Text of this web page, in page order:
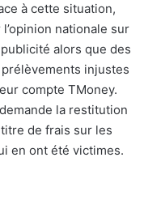
à cette situation,
l’opinion nationale sur
alors que des
injustes
compte TMoney.
la restitution
de frais sur les
en ont été victimes.